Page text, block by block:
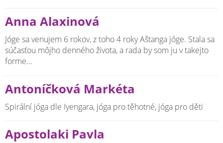
Anna Alaxinová
Jóge sa venujem 6 rokov, z toho 4 roky Aštanga jóge. Stala sa
súčasťou môjho denného života, a rada by som ju v takejto
forme...
Antoníčková Markéta
Spirální jóga dle Iyengara, jóga pro těhotné, jóga pro děti
Apostolaki Pavla